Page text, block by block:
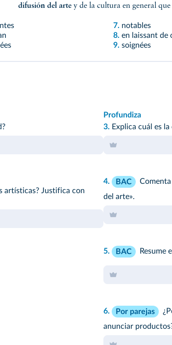
difusión del arte y de la cultura en general que
7. notables
8. en laissant de
9. soignées
artísticas? Justifica con
Profundiza
3. Explica cuál es
4. BAC
del arte».
5. BAC Resume
6. Por parejas
anunciar